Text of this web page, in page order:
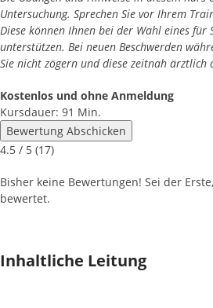
Untersuchung. Sprechen Sie vor Ihrem
Diese können Ihnen bei der Wahl eines für
unterstützen. Bei neuen Beschwerden
Sie nicht zögern und diese zeitnah ärztlich
Kostenlos und ohne Anmeldung
Kursdauer: 91 Min.
Bewertung Abschicken
4.5 / 5 (17)
Bisher keine Bewertungen! Sei der
bewertet.
Inhaltliche Leitung